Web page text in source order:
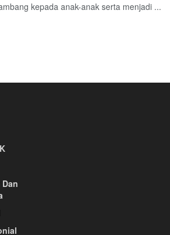
kepada anak-anak serta menjadi ...
Dan